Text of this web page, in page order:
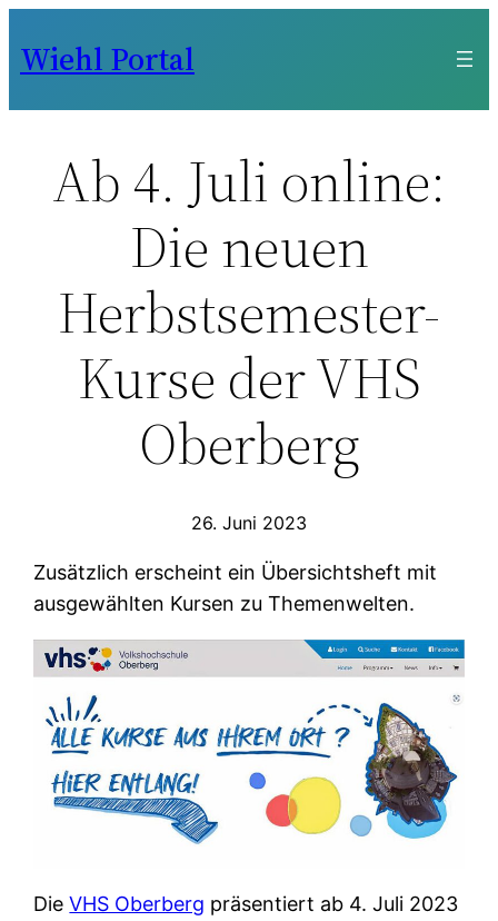
Inhalt
Wiehl Portal
Ab 4. Juli online:
Die neuen
Herbstsemester-
Kurse der VHS
Oberberg
26. Juni 2023
Zusätzlich erscheint ein Übersichtsheft mit
ausgewählten Kursen zu Themenwelten.
DieVHS Oberberg präsentiert ab 4. Juli 2023